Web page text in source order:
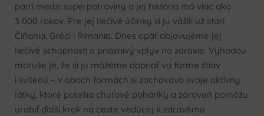
patrí medzi superpotraviny a jej história má viac ako
3 000 rokov. Pre jej liečivé účinky si ju vážili už starí
Číňania, Gréci i Rimania. Dnes opäť objavujeme jej
liečivé schopnosti a priaznivý vplyv na zdravie. Výhodou
moruše je, že si ju môžeme dopriať vo forme štiav
i sušenú – v oboch formách si zachováva svoje aktívny
látky, ktoré potešia chuťové poháriky a zároveň pomôžu
urobiť ďalší krok na ceste vedúcej k zdravému